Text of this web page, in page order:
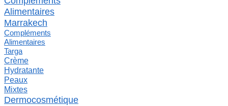
Alimentaires
Marrakech
Compléments
Alimentaires
Targa
Crème
Hydratante
Peaux
Mixtes
Dermocosmétique